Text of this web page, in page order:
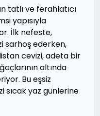
tatlı ve ferahlatıcı
yapısıyla
İlk nefeste,
sarhoş ederken,
cevizi, adeta bir
altında
Bu eşsiz
sıcak yaz günlerine